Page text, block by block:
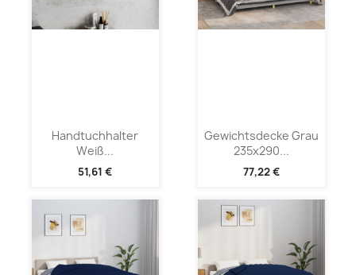
Handtuchhalter
Weiß...
51,61 €
Gewichtsdecke Grau
235x290...
77,22 €